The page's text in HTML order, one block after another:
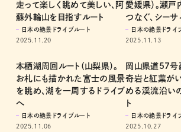
走って楽しく眺めて美しい、阿
蘇外輪山を目指すルート
日本の絶景ドライブルート
2025.11.20
愛媛県）。瀬
つなぐ、シーサ
日本の絶景ドライ
2025.11.13
本栖湖周回ルート（山梨県）。
お札にも描かれた富士の風景
を眺め、湖を一周するドライブ
へ
日本の絶景ドライブルート
2025.11.06
岡山県道57号
奇岩と紅葉が
める渓流沿い
ト
日本の絶景ドライ
2025.10.27